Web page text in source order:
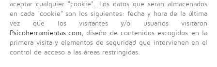
aceptar cualquier "cookie". Los datos que serán almacenados
en cada "cookie" son los siguientes: fecha y hora de la última
vez que los visitantes y/o usuarios visitaron
Psicoherramientas.com, diseño de contenidos escogidos en la
primera visita y elementos de seguridad que intervienen en el
control de acceso a las áreas restringidas.